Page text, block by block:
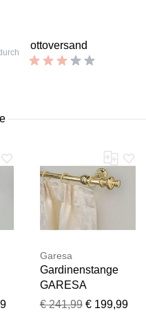
ottoversand
Garesa
Gardinenstange
GARESA
"ANDREA", grau
€ 241,99 € 199,99